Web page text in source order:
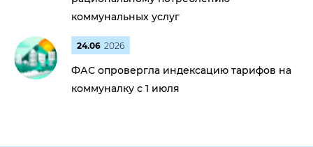
коммунальных услуг
24.06 2026
ФАС опровергла индексацию тарифов на
коммуналку с 1 июля